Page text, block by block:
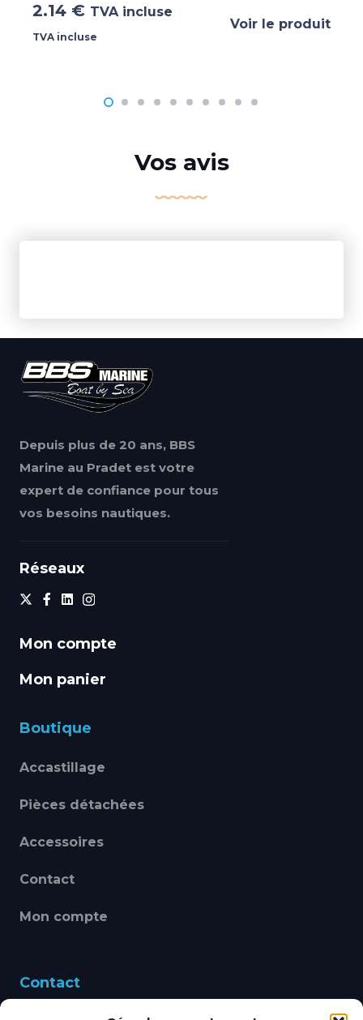
2.14 € TVA incluse
TVA incluse
Voir le produit
Vos avis
Depuis plus de 20 ans, BBS
Marine au Pradet est votre
expert de confiance pour tous
vos besoins nautiques.
Réseaux
Mon compte
Mon panier
Boutique
Accastillage
Pièces détachées
Accessoires
Contact
Mon compte
Contact